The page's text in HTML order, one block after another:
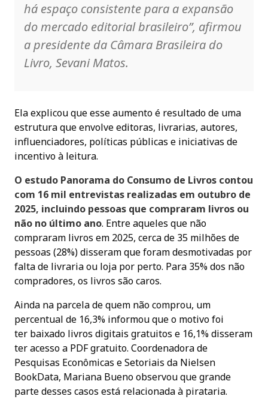
há espaço consistente para a expansão
do mercado editorial brasileiro”, afirmou
a presidente da Câmara Brasileira do
Livro, Sevani Matos.
Ela explicou que esse aumento é resultado de uma
estrutura que envolve editoras, livrarias, autores,
influenciadores, políticas públicas e iniciativas de
incentivo à leitura.
O estudo Panorama do Consumo de Livros contou
com 16 mil entrevistas realizadas em outubro de
2025, incluindo pessoas que compraram livros ou
não no último ano. Entre aqueles que não
compraram livros em 2025, cerca de 35 milhões de
pessoas (28%) disseram que foram desmotivadas por
falta de livraria ou loja por perto. Para 35% dos não
compradores, os livros são caros.
Ainda na parcela de quem não comprou, um
percentual de 16,3% informou que o motivo foi
ter baixado livros digitais gratuitos e 16,1% disseram
ter acesso a PDF gratuito. Coordenadora de
Pesquisas Econômicas e Setoriais da Nielsen
BookData, Mariana Bueno observou que grande
parte desses casos está relacionada à pirataria.